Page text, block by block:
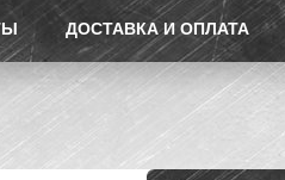
ДОСТАВКА И ОПЛАТА